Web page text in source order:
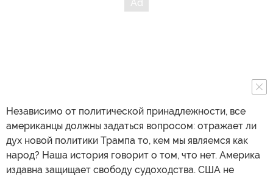
Независимо от политической принадлежности, все
американцы должны задаться вопросом: отражает ли
дух новой политики Трампа то, кем мы являемся как
народ? Наша история говорит о том, что нет. Америка
издавна защищает свободу судоходства. США не